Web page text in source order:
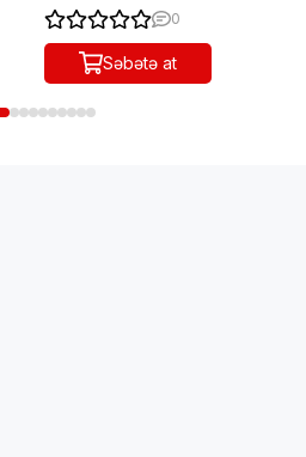
0
Səbətə at